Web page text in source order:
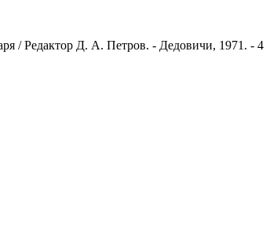
/ Редактор Д. А. Петров. - Дедовичи, 1971. - 4